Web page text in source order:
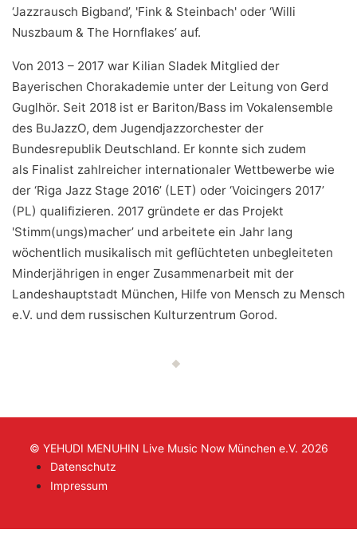
‘Jazzrausch Bigband’, 'Fink & Steinbach' oder ‘Willi
Nuszbaum & The Hornflakes’ auf.
Von 2013 – 2017 war Kilian Sladek Mitglied der
Bayerischen Chorakademie unter der Leitung von Gerd
Guglhör. Seit 2018 ist er Bariton/Bass im Vokalensemble
des BuJazzO, dem Jugendjazzorchester der
Bundesrepublik Deutschland. Er konnte sich zudem
als Finalist zahlreicher internationaler Wettbewerbe wie
der ‘Riga Jazz Stage 2016’ (LET) oder ‘Voicingers 2017’
(PL) qualifizieren. 2017 gründete er das Projekt
'Stimm(ungs)macher’ und arbeitete ein Jahr lang
wöchentlich musikalisch mit geflüchteten unbegleiteten
Minderjährigen in enger Zusammenarbeit mit der
Landeshauptstadt München, Hilfe von Mensch zu Mensch
e.V. und dem russischen Kulturzentrum Gorod.
© YEHUDI MENUHIN Live Music Now München e.V. 2026
Datenschutz
Impressum